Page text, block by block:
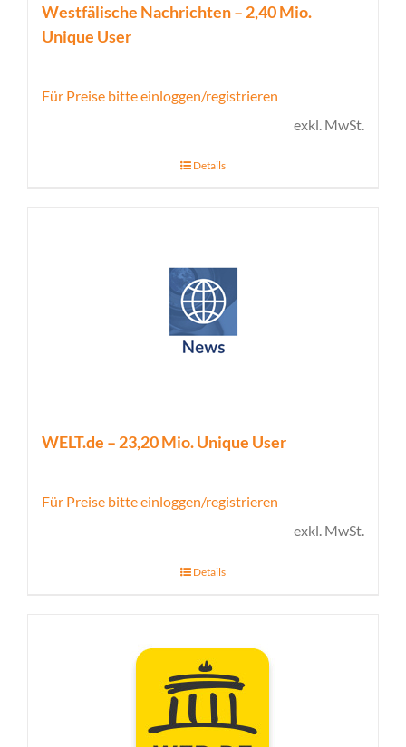
Westfälische Nachrichten – 2,40 Mio.
Unique User
Für Preise bitte einloggen/registrieren
exkl. MwSt.
Details
WELT.de – 23,20 Mio. Unique User
Für Preise bitte einloggen/registrieren
exkl. MwSt.
Details